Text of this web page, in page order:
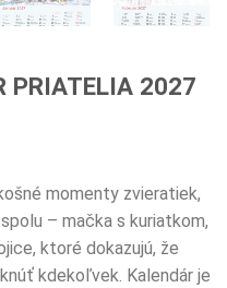
PRIATELIA 2027
momenty zvieratiek,
– mačka s kuriatkom,
ktoré dokazujú, že
kdekoľvek. Kalendár je